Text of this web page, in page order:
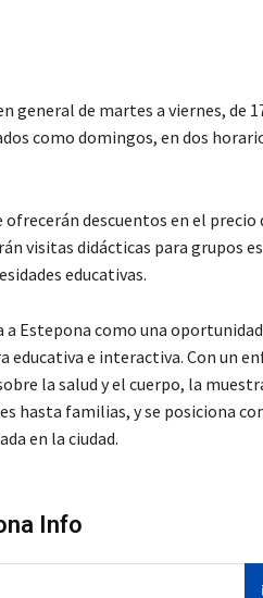
de martes a viernes, de
como domingos, en dos
descuentos en el precio
visitas didácticas para grupos
educativas.
a Estepona como una
e interactiva. Con un
la salud y el cuerpo, la
hasta familias, y se posiciona
en la ciudad.
Info